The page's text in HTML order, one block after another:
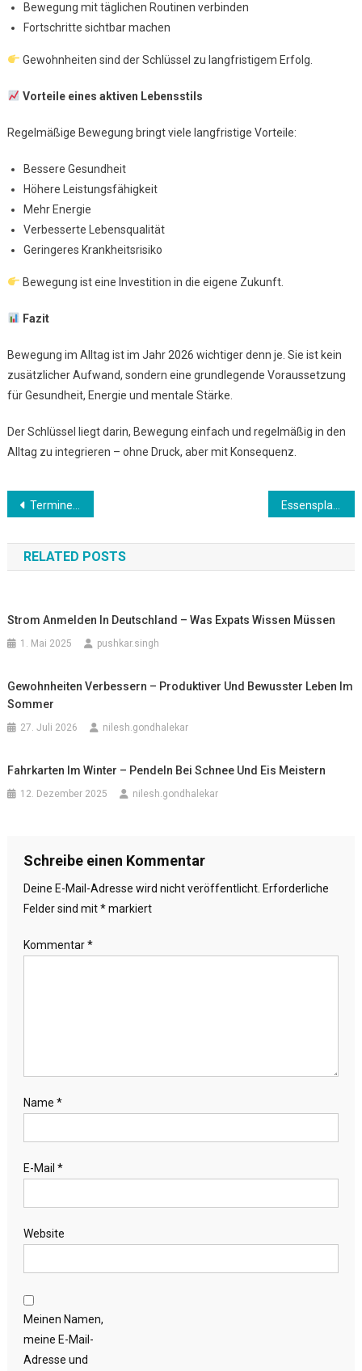
Bewegung mit täglichen Routinen verbinden
Fortschritte sichtbar machen
Gewohnheiten sind der Schlüssel zu langfristigem Erfolg.
Vorteile eines aktiven Lebensstils
Regelmäßige Bewegung bringt viele langfristige Vorteile:
Bessere Gesundheit
Höhere Leistungsfähigkeit
Mehr Energie
Verbesserte Lebensqualität
Geringeres Krankheitsrisiko
Bewegung ist eine Investition in die eigene Zukunft.
Fazit
Bewegung im Alltag ist im Jahr 2026 wichtiger denn je. Sie ist kein
zusätzlicher Aufwand, sondern eine grundlegende Voraussetzung
für Gesundheit, Energie und mentale Stärke.
Der Schlüssel liegt darin, Bewegung einfach und regelmäßig in den
Alltag zu integrieren – ohne Druck, aber mit Konsequenz.
Beitrags-
Navigation
Termine effizient planen – Struktur im Alltag schaffen
RELATED POSTS
Strom Anmelden In Deutschland – Was Expats Wissen Müssen
1. Mai 2025 pushkar.singh
Gewohnheiten Verbessern – Produktiver Und Bewusster Leben Im
Sommer
27. Juli 2026 nilesh.gondhalekar
Fahrkarten Im Winter – Pendeln Bei Schnee Und Eis Meistern
12. Dezember 2025 nilesh.gondhalekar
Schreibe einen Kommentar
Deine E-Mail-Adresse wird nicht veröffentlicht. Erforderliche
Felder sind mit*markiert
Kommentar*
Name *
E-Mail *
Website
Meinen Namen,
meine E-Mail-
Adresse und